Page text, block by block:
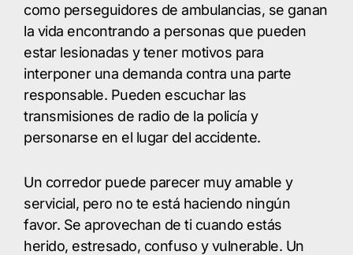
como perseguidores de ambulancias, se ganan
la vida encontrando a personas que pueden
estar lesionadas y tener motivos para
interponer una demanda contra una parte
responsable. Pueden escuchar las
transmisiones de radio de la policía y
personarse en el lugar del accidente.
Un corredor puede parecer muy amable y
servicial, pero no te está haciendo ningún
favor. Se aprovechan de ti cuando estás
herido, estresado, confuso y vulnerable. Un